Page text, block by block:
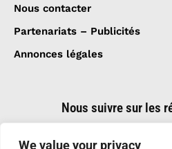
We value your privacy
Nous contacter
Partenariats – Publicités
Annonces légales
Nous suivre sur les